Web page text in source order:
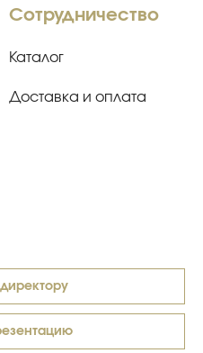
Сотрудничество
Каталог
Доставка и оплата